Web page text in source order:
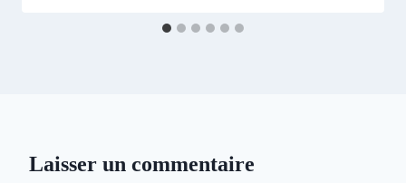
Laisser un commentaire